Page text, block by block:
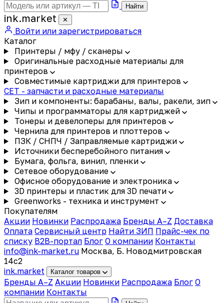
Найти
ink.market ✕
Войти или зарегистрироваться
Каталог
Принтеры / мфу / сканеры
Оригинальные расходные материалы для
принтеров
Совместимые картриджи для принтеров
CET - запчасти и расходные материалы
Зип и компоненты: барабаны, валы, ракели, зип
Чипы и программаторы для картриджей
Тонеры и девелоперы для принтеров
Чернила для принтеров и плоттеров
ПЗК / СНПЧ / Заправляемые картриджи
Источники бесперебойного питания
Бумага, фольга, винил, пленки
Сетевое оборудование
Офисное оборудование и электроника
3D принтеры и пластик для 3D печати
Greenworks - техника и инструмент
Покупателям
Акции Новинки Распродажа Бренды A–Z Доставка
Оплата Сервисный центр Найти ЗИП Прайс-чек по
списку B2B-портал Блог О компании Контакты
info@ink-market.ru Москва, Б. Новодмитровская
14с2
ink.market Каталог товаров
Бренды A–Z Акции Новинки Распродажа Блог О
компании Контакты